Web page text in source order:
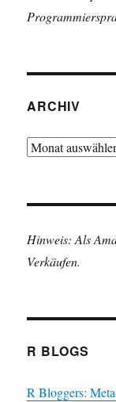
ARCHIV
Archiv
Hinweis: Als
Verkäufen.
R BLOGS
R Bloggers: